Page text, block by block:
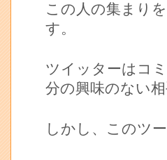
この人の集まり
す。
ツイッターはコ
分の興味のない
しかし、このツ